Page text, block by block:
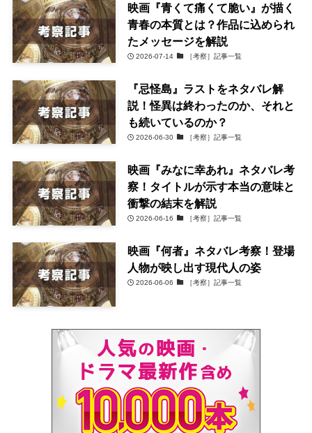
映画『青くて痛くて脆い』が描く
青春の本質とは？作品に込められ
たメッセージを解説
2026-07-14 ［考察］記事一覧
『忌怪島』ラストをネタバレ解
説！怪異は終わったのか、それと
も続いているのか？
2026-06-30 ［考察］記事一覧
映画『みなに幸あれ』ネタバレ考
察！タイトルが示す本当の意味と
衝撃の結末を解説
2026-06-16 ［考察］記事一覧
映画『何者』ネタバレ考察！登場
人物が映し出す現代人の姿
2026-06-06 ［考察］記事一覧